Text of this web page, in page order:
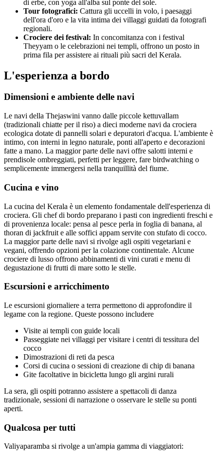
di erbe, con yoga all'alba sul ponte del sole.
Tour fotografici: Cattura gli uccelli in volo, i paesaggi
dell'ora d'oro e la vita intima dei villaggi guidati da fotografi
regionali.
Crociere dei festival: In concomitanza con i festival
Theyyam o le celebrazioni nei templi, offrono un posto in
prima fila per assistere ai rituali più sacri del Kerala.
L'esperienza a bordo
Dimensioni e ambiente delle navi
Le navi della Thejaswini vanno dalle piccole kettuvallam
(tradizionali chiatte per il riso) a dieci moderne navi da crociera
ecologica dotate di pannelli solari e depuratori d'acqua. L'ambiente è
intimo, con interni in legno naturale, ponti all'aperto e decorazioni
fatte a mano. La maggior parte delle navi offre salotti interni e
prendisole ombreggiati, perfetti per leggere, fare birdwatching o
semplicemente immergersi nella tranquillità del fiume.
Cucina e vino
La cucina del Kerala è un elemento fondamentale dell'esperienza di
crociera. Gli chef di bordo preparano i pasti con ingredienti freschi e
di provenienza locale: pensa al pesce perla in foglia di banana, al
thoran di jackfruit e alle soffici appam servite con stufato di cocco.
La maggior parte delle navi si rivolge agli ospiti vegetariani e
vegani, offrendo opzioni per la colazione continentale. Alcune
crociere di lusso offrono abbinamenti di vini curati e menu di
degustazione di frutti di mare sotto le stelle.
Escursioni e arricchimento
Le escursioni giornaliere a terra permettono di approfondire il
legame con la regione. Queste possono includere
Visite ai templi con guide locali
Passeggiate nei villaggi per visitare i centri di tessitura del
cocco
Dimostrazioni di reti da pesca
Corsi di cucina o sessioni di creazione di chip di banana
Gite facoltative in bicicletta lungo gli argini rurali
La sera, gli ospiti potranno assistere a spettacoli di danza
tradizionale, sessioni di narrazione o osservare le stelle su ponti
aperti.
Qualcosa per tutti
Valiyaparamba si rivolge a un'ampia gamma di viaggiatori: